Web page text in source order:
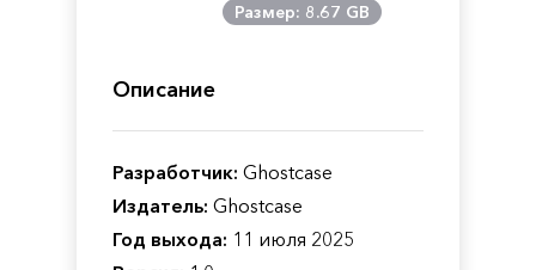
Размер: 8.67 GB
Описание
Разработчик: Ghostcase
Издатель: Ghostcase
Год выхода: 11 июля 2025